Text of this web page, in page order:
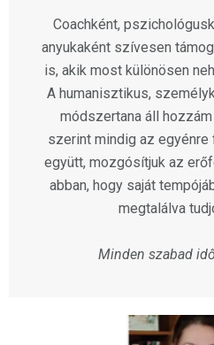
Coachként,
anyukaként szívesen
is, akik most különösen
A humanisztikus,
módszertana áll
szerint mindig az
együtt, mozgósítjuk az
abban, hogy saját
megtalálva
Minden szabad